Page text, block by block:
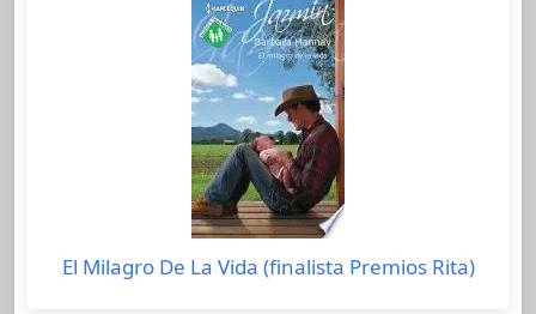
El Milagro De La Vida (finalista Premios Rita)